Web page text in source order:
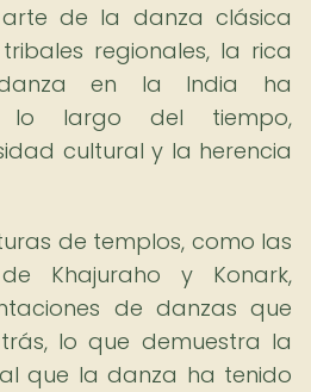
de la danza clásica
regionales, la rica
en la India ha
lo largo del tiempo,
cultural y la herencia
de templos, como las
Khajuraho y Konark,
de danzas que
lo que demuestra la
que la danza ha tenido